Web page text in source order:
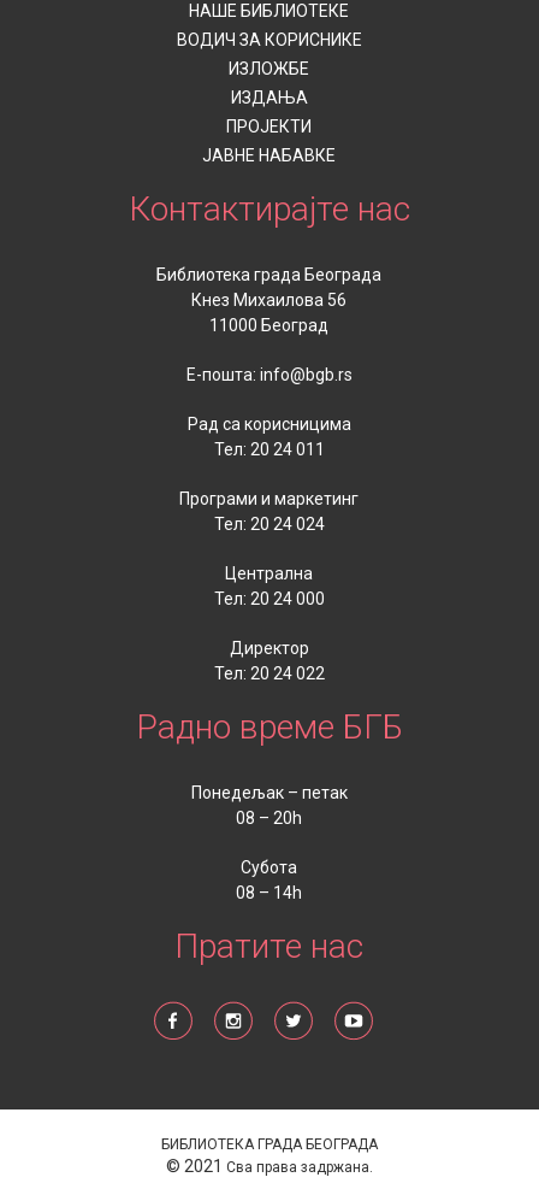
НАШЕ БИБЛИОТЕКЕ
ВОДИЧ ЗА КОРИСНИКЕ
ИЗЛОЖБЕ
ИЗДАЊА
ПРОЈЕКТИ
ЈАВНЕ НАБАВКЕ
Контaктирајте нас
Библиотека града Београда
Кнез Михаилова 56
11000 Београд
Е-пошта: info@bgb.rs
Рад са корисницима
Тел: 20 24 011
Програми и маркетинг
Тел: 20 24 024
Централна
Тел: 20 24 000
Директор
Тел: 20 24 022
Радно време БГБ
Понедељак – петак
08 – 20h
Субота
08 – 14h
Пратите нас
БИБЛИОТЕКА ГРАДА БЕОГРАДА
© 2021 Сва права задржана.